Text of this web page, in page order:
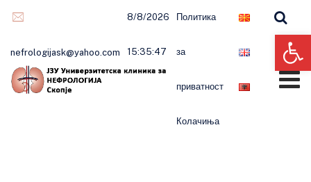
nefrologijask@yahoo.com
8/8/2026
15:35:49
Политика
за
приватност
Колачиња